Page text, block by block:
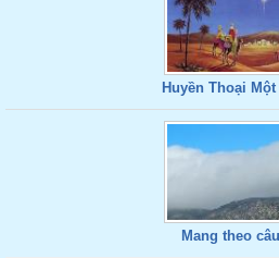
Huyền Thoại
Mang theo